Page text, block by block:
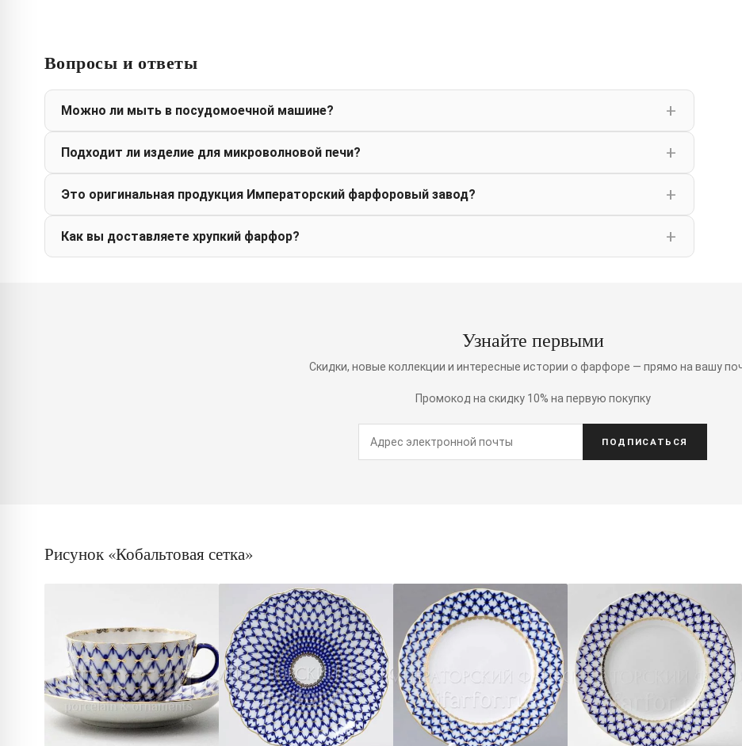
Вопросы и ответы
Можно ли мыть в посудомоечной машине?
Подходит ли изделие для микроволновой печи?
Это оригинальная продукция Императорский фарфоровый завод?
Как вы доставляете хрупкий фарфор?
Узнайте первыми
Скидки, новые коллекции и интересные истории о фарфоре — прямо на вашу
Промокод на скидку 10% на первую покупку
ПОДПИСАТЬСЯ
Рисунок «Кобальтовая сетка»